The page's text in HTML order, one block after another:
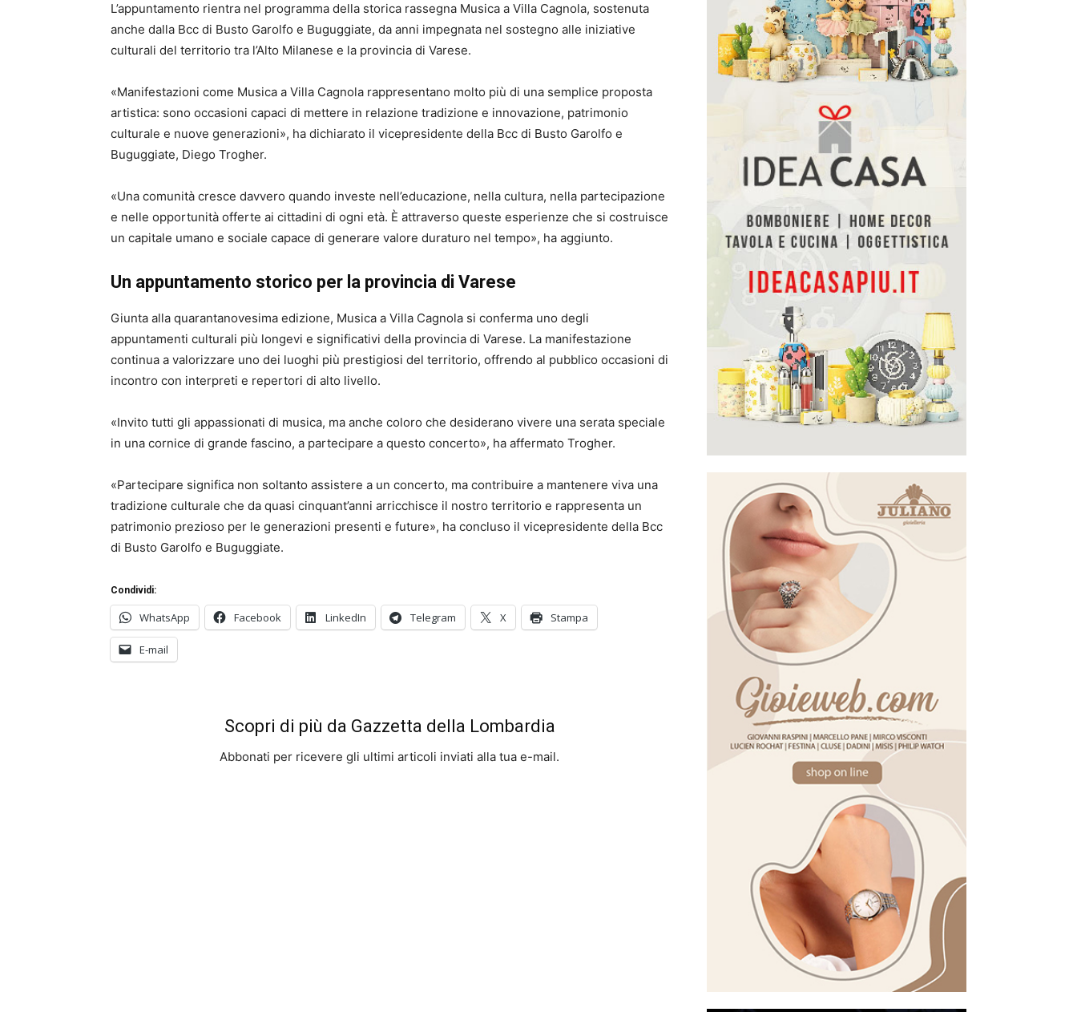
L’appuntamento rientra nel programma della storica rassegna Musica a Villa Cagnola, sostenuta
anche dalla Bcc di Busto Garolfo e Buguggiate, da anni impegnata nel sostegno alle iniziative
culturali del territorio tra l’Alto Milanese e la provincia di Varese.
«Manifestazioni come Musica a Villa Cagnola rappresentano molto più di una semplice proposta
artistica: sono occasioni capaci di mettere in relazione tradizione e innovazione, patrimonio
culturale e nuove generazioni», ha dichiarato il vicepresidente della Bcc di Busto Garolfo e
Buguggiate, Diego Trogher.
«Una comunità cresce davvero quando investe nell’educazione, nella cultura, nella partecipazione
e nelle opportunità offerte ai cittadini di ogni età. È attraverso queste esperienze che si costruisce
un capitale umano e sociale capace di generare valore duraturo nel tempo», ha aggiunto.
Un appuntamento storico per la provincia di Varese
Giunta alla quarantanovesima edizione, Musica a Villa Cagnola si conferma uno degli
appuntamenti culturali più longevi e significativi della provincia di Varese. La manifestazione
continua a valorizzare uno dei luoghi più prestigiosi del territorio, offrendo al pubblico occasioni di
incontro con interpreti e repertori di alto livello.
«Invito tutti gli appassionati di musica, ma anche coloro che desiderano vivere una serata speciale
in una cornice di grande fascino, a partecipare a questo concerto», ha affermato Trogher.
«Partecipare significa non soltanto assistere a un concerto, ma contribuire a mantenere viva una
tradizione culturale che da quasi cinquant’anni arricchisce il nostro territorio e rappresenta un
patrimonio prezioso per le generazioni presenti e future», ha concluso il vicepresidente della Bcc
di Busto Garolfo e Buguggiate.
Condividi:
WhatsApp Facebook LinkedIn Telegram X Stampa
E-mail
Scopri di più da Gazzetta della Lombardia
Abbonati per ricevere gli ultimi articoli inviati alla tua e-mail.